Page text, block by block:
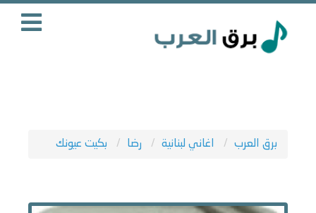
برق العرب اغاني لبنانية رضا بكيت عيونك